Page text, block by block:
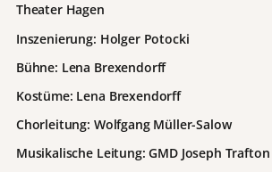
Theater Hagen
Inszenierung: Holger Potocki
Bühne: Lena Brexendorff
Kostüme: Lena Brexendorff
Chorleitung: Wolfgang Müller-Salow
Musikalische Leitung: GMD Joseph Trafton